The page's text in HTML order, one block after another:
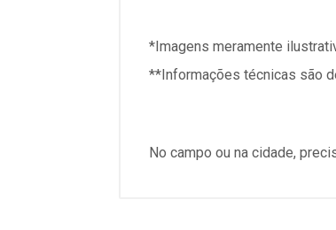
*Imagens meramente
**Informações técnicas são
No campo ou na cidade,